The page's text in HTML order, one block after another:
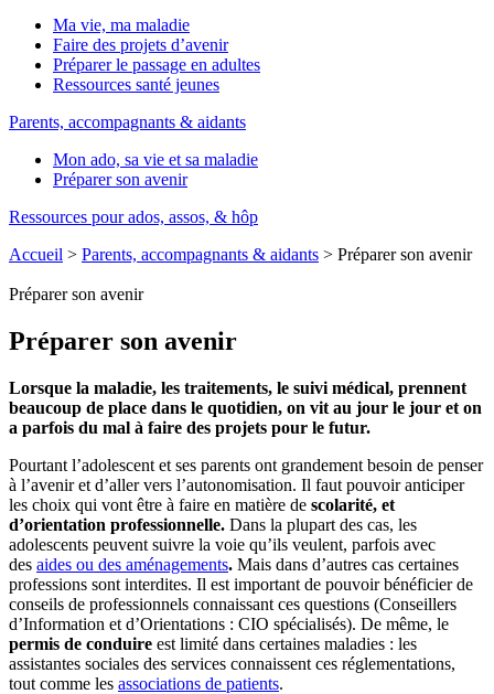
Ma vie, ma maladie
Faire des projets d’avenir
Préparer le passage en adultes
Ressources santé jeunes
Parents, accompagnants & aidants
Mon ado, sa vie et sa maladie
Préparer son avenir
Ressources pour ados, assos, & hôp
Accueil > Parents, accompagnants & aidants > Préparer son avenir
Préparer son avenir
Préparer son avenir
Lorsque la maladie, les traitements, le suivi médical, prennent
beaucoup de place dans le quotidien, on vit au jour le jour et on
a parfois du mal à faire des projets pour le futur.
Pourtant l’adolescent et ses parents ont grandement besoin de penser
à l’avenir et d’aller vers l’autonomisation. Il faut pouvoir anticiper
les choix qui vont être à faire en matière de scolarité, et
d’orientation professionnelle. Dans la plupart des cas, les
adolescents peuvent suivre la voie qu’ils veulent, parfois avec
des aides ou des aménagements. Mais dans d’autres cas certaines
professions sont interdites. Il est important de pouvoir bénéficier de
conseils de professionnels connaissant ces questions (Conseillers
d’Information et d’Orientations : CIO spécialisés). De même, le
permis de conduire est limité dans certaines maladies : les
assistantes sociales des services connaissent ces réglementations,
tout comme les associations de patients.